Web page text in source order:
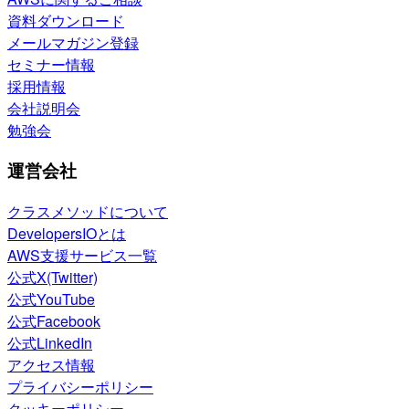
資料ダウンロード
メールマガジン登録
セミナー情報
採用情報
会社説明会
勉強会
運営会社
クラスメソッドについて
DevelopersIOとは
AWS支援サービス一覧
公式X(Twitter)
公式YouTube
公式Facebook
公式LinkedIn
アクセス情報
プライバシーポリシー